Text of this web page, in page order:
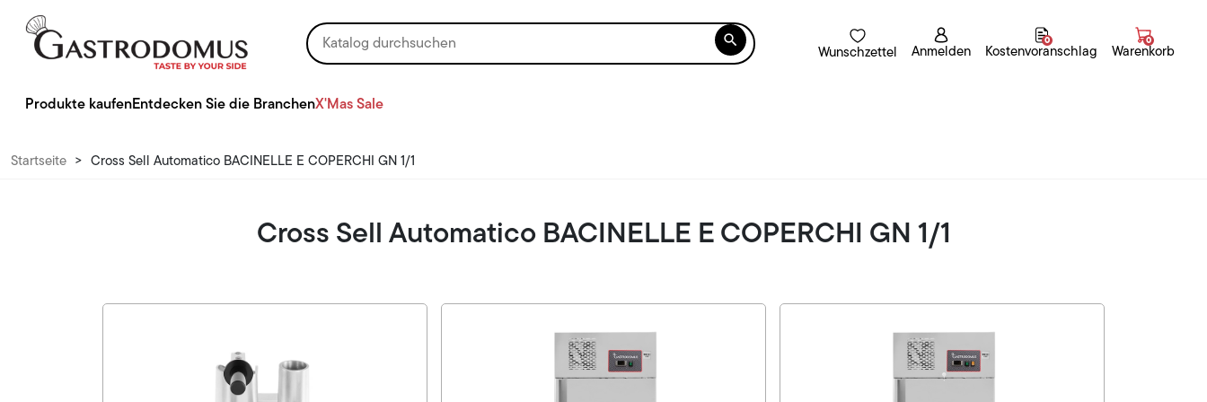

Wunschzettel Anmelden Kostenvoranschlag
0
Warenkorb
0
Produkte kaufenEntdecken Sie die BranchenX'Mas Sale
Startseite > Cross Sell Automatico BACINELLE E COPERCHI GN 1/1
Cross Sell Automatico BACINELLE E COPERCHI GN 1/1